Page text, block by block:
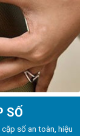
SỐ
cặp số an toàn, hiệu